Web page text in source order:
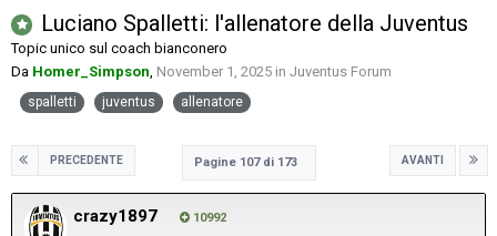
Luciano Spalletti: l'allenatore della Juventus
Topic unico sul coach bianconero
Da Homer_Simpson, November 1, 2025 in Juventus Forum
spalletti juventus allenatore
PRECEDENTE AVANTI
Pagine 107 di 173
crazy1897 10992